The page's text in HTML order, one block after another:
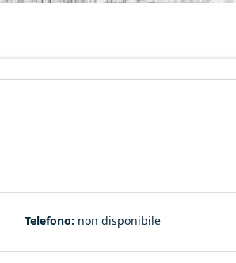
Telefono: non disponibile